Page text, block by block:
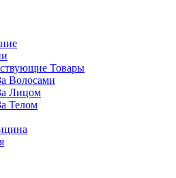
Товары
Волосами
Лицом
Телом